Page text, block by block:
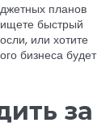
планов
быстрый
или хотите
бизнеса будет
за